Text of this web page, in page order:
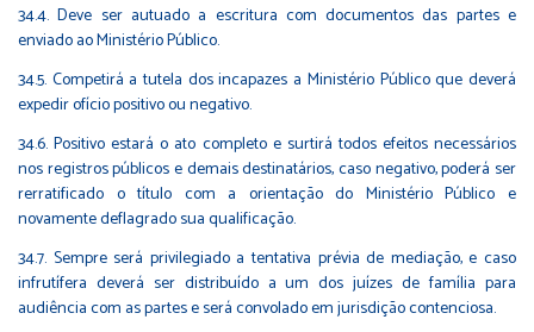
34.4. Deve ser autuado a escritura com documentos das partes e
enviado ao Ministério Público.
34.5. Competirá a tutela dos incapazes a Ministério Público que deverá
expedir ofício positivo ou negativo.
34.6. Positivo estará o ato completo e surtirá todos efeitos necessários
nos registros públicos e demais destinatários, caso negativo, poderá ser
rerratificado o título com a orientação do Ministério Público e
novamente deflagrado sua qualificação.
34.7. Sempre será privilegiado a tentativa prévia de mediação, e caso
infrutífera deverá ser distribuído a um dos juízes de família para
audiência com as partes e será convolado em jurisdição contenciosa.